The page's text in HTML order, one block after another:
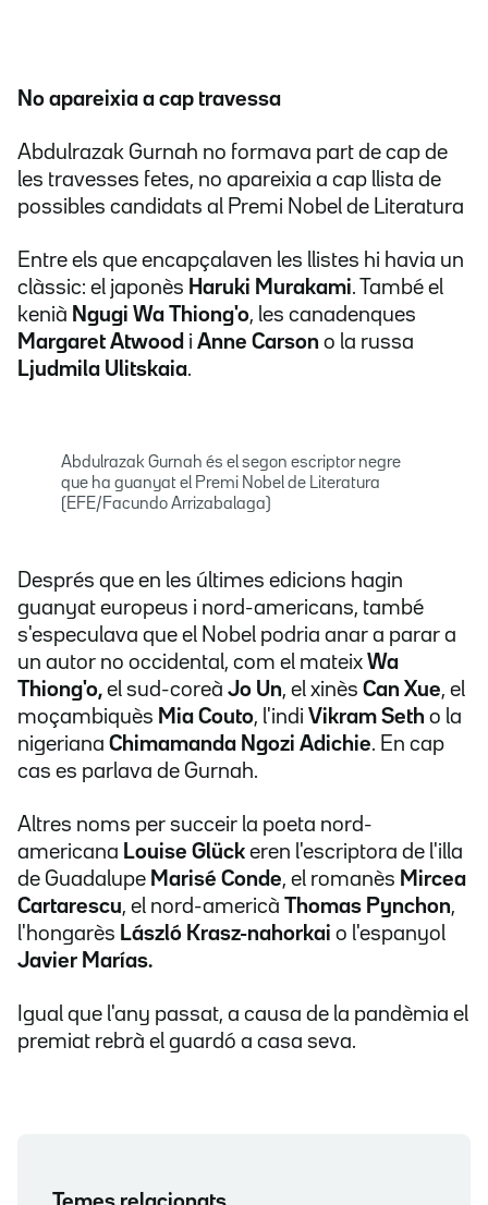
No apareixia a cap travessa
Abdulrazak Gurnah no formava part de cap de
les travesses fetes, no apareixia a cap llista de
possibles candidats al Premi Nobel de Literatura
Entre els que encapçalaven les llistes hi havia un
clàssic: el japonès Haruki Murakami. També el
kenià Ngugi Wa Thiong'o, les canadenques
Margaret Atwood i Anne Carson o la russa
Ljudmila Ulitskaia.
Abdulrazak Gurnah és el segon escriptor negre
que ha guanyat el Premi Nobel de Literatura
(EFE/Facundo Arrizabalaga)
Després que en les últimes edicions hagin
guanyat europeus i nord-americans, també
s'especulava que el Nobel podria anar a parar a
un autor no occidental, com el mateix Wa
Thiong'o, el sud-coreà Jo Un, el xinès Can Xue, el
moçambiquès Mia Couto, l'indi Vikram Seth o la
nigeriana Chimamanda Ngozi Adichie. En cap
cas es parlava de Gurnah.
Altres noms per succeir la poeta nord-
americana Louise Glück eren l'escriptora de l'illa
de Guadalupe Marisé Conde, el romanès Mircea
Cartarescu, el nord-americà Thomas Pynchon,
l'hongarès László Krasz-nahorkai o l'espanyol
Javier Marías.
Igual que l'any passat, a causa de la pandèmia el
premiat rebrà el guardó a casa seva.